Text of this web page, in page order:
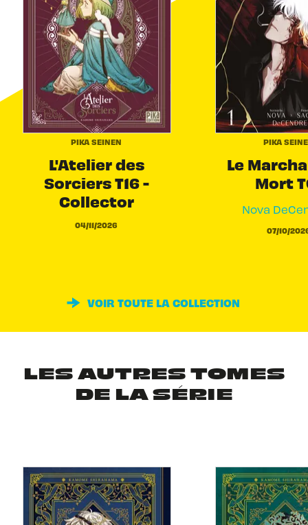
PIKA SEINEN
L'Atelier des
Sorciers T16 -
Collector
04/11/2026
PIKA
Le
Mort
Nova
07/10/
VOIR TOUTE LA COLLECTION
LES AUTRES TOMES
DE LA SÉRIE